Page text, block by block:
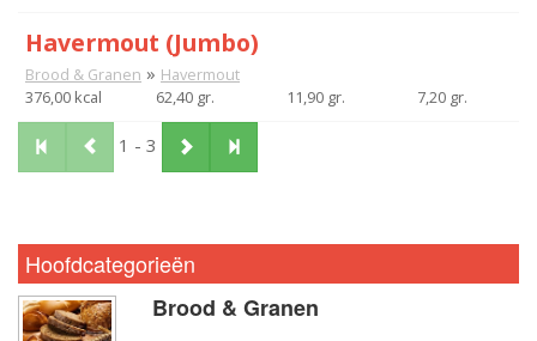
Havermout (Jumbo)
Brood & Granen » Havermout
376,00 kcal
62,40 gr. 11,90 gr. 7,20 gr.
1 - 3
Hoofdcategorieën
Brood & Granen